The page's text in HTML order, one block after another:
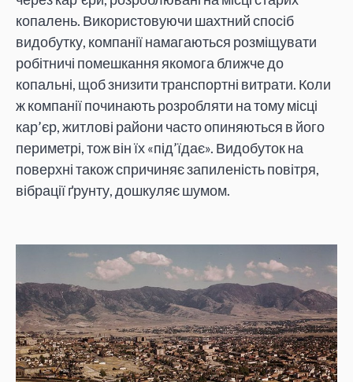
копалень. Використовуючи шахтний спосіб
видобутку, компанії намагаються розміщувати
робітничі помешкання якомога ближче до
копальні, щоб знизити транспортні витрати. Коли
ж компанії починають розробляти на тому місці
кар’єр, житлові райони часто опиняються в його
периметрі, тож він їх «під’їдає». Видобуток на
поверхні також спричиняє запиленість повітря,
вібрації ґрунту, дошкуляє шумом.